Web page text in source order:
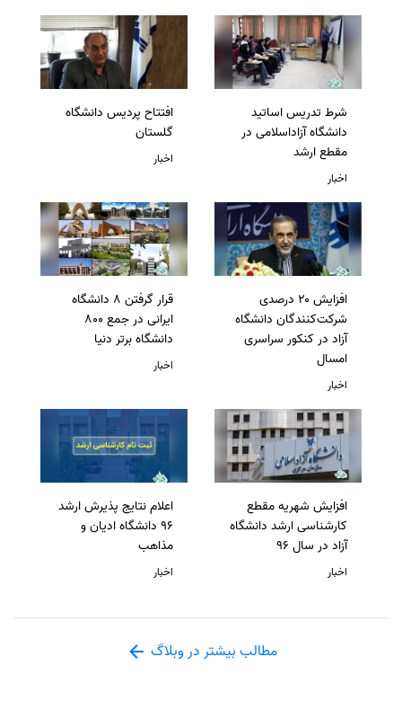
شرط تدریس اساتید
دانشگاه آزاداسلامی در
مقطع ارشد
اخبار
افتتاح پردیس دانشگاه
گلستان
اخبار
افزایش ۲۰ درصدی
شرکت‌کنندگان دانشگاه
آزاد در کنکور سراسری
امسال
اخبار
قرار گرفتن 8 دانشگاه
ایرانی در جمع 800
دانشگاه برتر دنیا
اخبار
افزایش شهریه مقطع
کارشناسی ارشد دانشگاه
آزاد در سال 96
اخبار
اعلام نتایج پذیرش ارشد
96 دانشگاه ادیان و
مذاهب
اخبار
مطالب بیشتر در وبلاگ